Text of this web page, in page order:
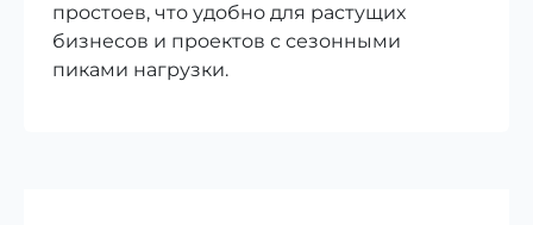
простоев, что удобно для растущих
бизнесов и проектов с сезонными
пиками нагрузки.